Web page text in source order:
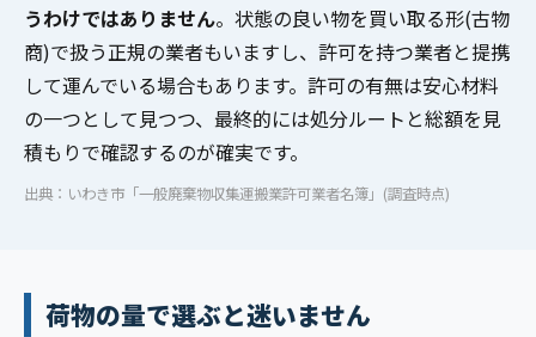
うわけではありません。状態の良い物を買い取る形(古物
商)で扱う正規の業者もいますし、許可を持つ業者と提携
して運んでいる場合もあります。許可の有無は安心材料
の一つとして見つつ、最終的には処分ルートと総額を見
積もりで確認するのが確実です。
出典：いわき市「一般廃棄物収集運搬業許可業者名簿」(調査時点)
荷物の量で選ぶと迷いません